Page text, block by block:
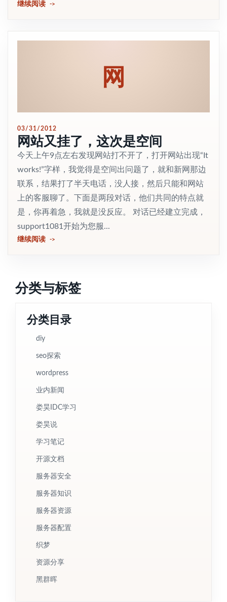
继续阅读
网
03/31/2012
网站又挂了，这次是空间
今天上午9点左右发现网站打不开了，打开网站出现“It
works!”字样，我觉得是空间出问题了，就和新网那边
联系，结果打了半天电话，没人接，然后只能和网站
上的客服聊了。下面是两段对话，他们共同的特点就
是，你再着急，我就是没反应。 对话已经建立完成，
support1081开始为您服...
继续阅读
分类与标签
分类目录
diy
seo探索
wordpress
业内新闻
娄昊IDC学习
娄昊说
学习笔记
开源文档
服务器安全
服务器知识
服务器资源
服务器配置
织梦
资源分享
黑群晖